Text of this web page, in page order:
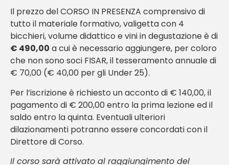
Il prezzo del CORSO IN PRESENZA comprensivo di
tutto il materiale formativo, valigetta con 4
bicchieri, volume didattico e vini in degustazione è di
€ 490,00 a cui è necessario aggiungere, per coloro
che non sono soci FISAR, il tesseramento annuale di
€ 70,00 (€ 40,00 per gli Under 25).
Per l’iscrizione è richiesto un acconto di € 140,00, il
pagamento di € 200,00 entro la prima lezione ed il
saldo entro la quinta. Eventuali ulteriori
dilazionamenti potranno essere concordati con il
Direttore di Corso.
Il corso sarà attivato al raggiungimento del